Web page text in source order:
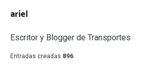
ariel
Escritor y Blogger de Transportes
Entradas creadas 896